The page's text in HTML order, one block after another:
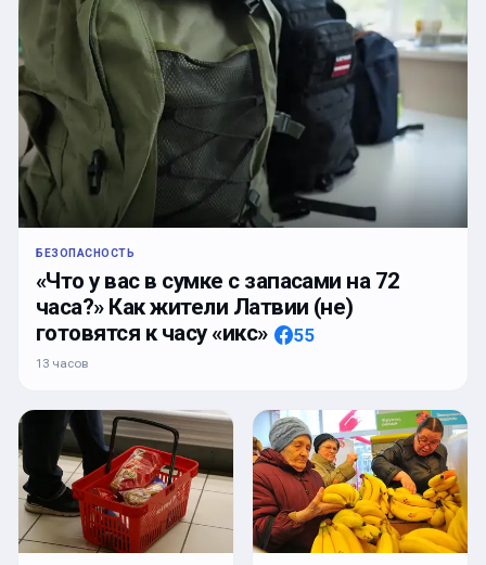
БЕЗОПАСНОСТЬ
«Что у вас в сумке с запасами на 72
часа?» Как жители Латвии (не)
готовятся к часу «икс»
55
13 часов